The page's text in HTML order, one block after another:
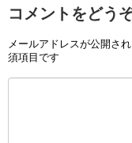
コメントをどう
メールアドレスが公開さ
須項目です